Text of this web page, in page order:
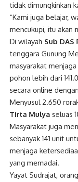
tidak dimungkinkan
“Kami juga belajar,
mencukupi, itu akan
Di wilayah Sub DAS
tenggara Gunung
masyarakat
pohon lebih dari
secara online
Menyusul 2.650
Tirta Mulya seluas
Masyarakat juga
sebanyak 141 unit
menjaga
yang memadai.
Yayat Sudrajat,